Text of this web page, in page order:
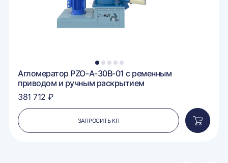
1 2 3 4 5
Агломератор PZO-A-30B-01 с ременным
приводом и ручным раскрытием
381 712 ₽
ЗАПРОСИТЬ КП
в